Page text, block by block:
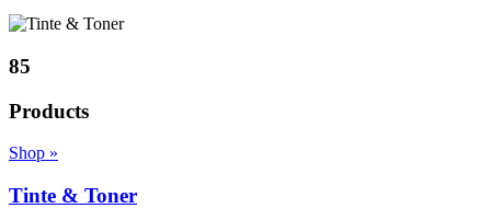
85
Products
Shop »
Tinte & Toner